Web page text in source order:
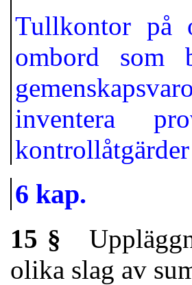
Tullkontor på
ombord som
inventera
6 kap.
15 §
olika slag av